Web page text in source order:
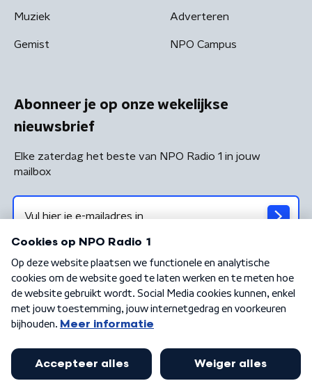
Muziek
Gemist
Adverteren
NPO Campus
Abonneer je op onze wekelijkse
nieuwsbrief
Elke zaterdag het beste van NPO Radio 1 in jouw
mailbox
Algemene voorwaarden